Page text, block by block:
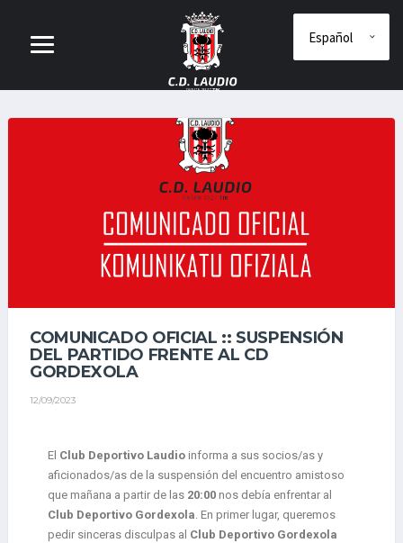
COMUNICADO OFICIAL :: SUSPENSIÓN
DEL PARTIDO FRENTE AL CD
GORDEXOLA
12/09/2023
El Club Deportivo Laudio informa a sus socios/as y
aficionados/as de la suspensión del encuentro amistoso
que mañana a partir de las 20:00 nos debía enfrentar al
Club Deportivo Gordexola. En primer lugar, queremos
pedir sinceras disculpas al Club Deportivo Gordexola